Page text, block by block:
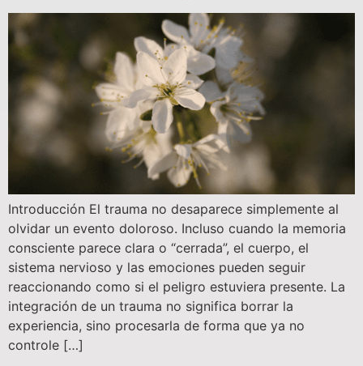
Introducción El trauma no desaparece simplemente al
olvidar un evento doloroso. Incluso cuando la memoria
consciente parece clara o “cerrada”, el cuerpo, el
sistema nervioso y las emociones pueden seguir
reaccionando como si el peligro estuviera presente. La
integración de un trauma no significa borrar la
experiencia, sino procesarla de forma que ya no
controle […]